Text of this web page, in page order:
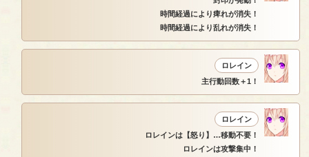
時間経過により痺れが消失！
時間経過により乱れが消失！
ロレイン
主行動回数＋1！
ロレイン
ロレインは【怒り】…移動不要！
ロレインは攻撃集中！